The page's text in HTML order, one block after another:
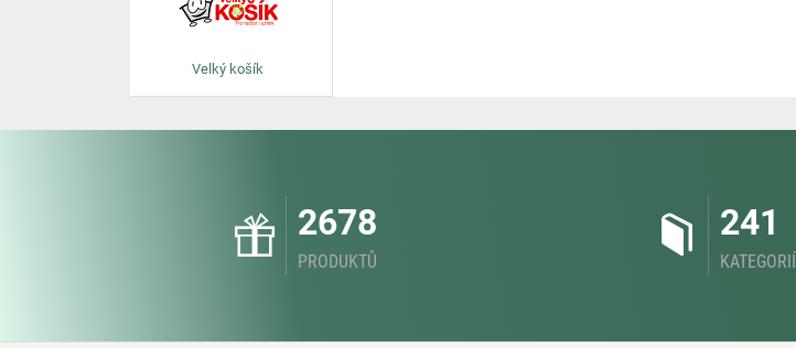
Velký košík
2678
PRODUKTŮ
241
KATEGORIÍ